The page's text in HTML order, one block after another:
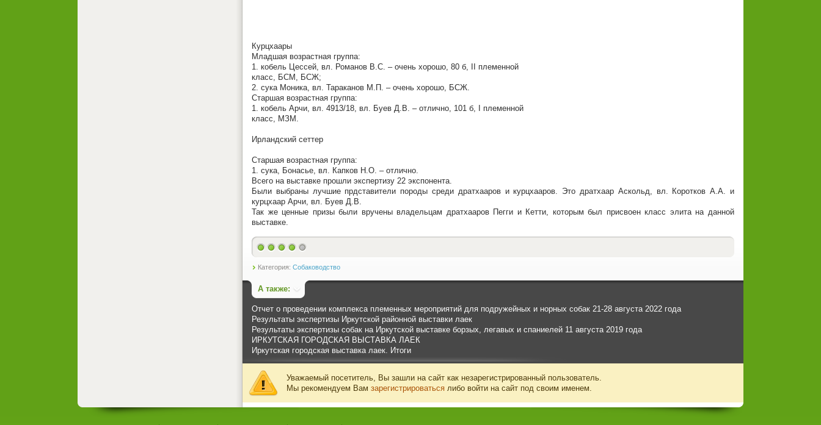
Курцхаары
Младшая возрастная группа:
1. кобель Цессей, вл. Романов В.С. – очень хорошо, 80 б, II племенной
класс, БСМ, БСЖ;
2. сука Моника, вл. Тараканов М.П. – очень хорошо, БСЖ.
Старшая возрастная группа:
1. кобель Арчи, вл. 4913/18, вл. Буев Д.В. – отлично, 101 б, I племенной
класс, МЗМ.
Ирландский сеттер
Старшая возрастная группа:
1. сука, Бонасье, вл. Капков Н.О. – отлично.
Всего на выставке прошли экспертизу 22 экспонента.
Были выбраны лучшие прдставители породы среди дратхааров и курцхааров. Это дратхаар Аскольд, вл. Коротков А.А. и
курцхаар Арчи, вл. Буев Д.В.
Так же ценные призы были вручены владельцам дратхааров Пегги и Кетти, которым был присвоен класс элита на данной
выставке.
Категория: Собаководство
А также:
Отчет о проведении комплекса племенных мероприятий для подружейных и норных собак 21-28 августа 2022 года
Результаты экспертизы Иркутской районной выставки лаек
Результаты экспертизы собак на Иркутской выставке борзых, легавых и спаниелей 11 августа 2019 года
ИРКУТСКАЯ ГОРОДСКАЯ ВЫСТАВКА ЛАЕК
Иркутская городская выставка лаек. Итоги
Уважаемый посетитель, Вы зашли на сайт как незарегистрированный пользователь.
Мы рекомендуем Вам зарегистрироваться либо войти на сайт под своим именем.